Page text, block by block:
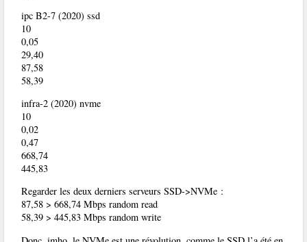
ipc B2-7 (2020) ssd
10
0,05
29,40
87,58
58,39
infra-2 (2020) nvme
10
0,02
0,47
668,74
445,83
Regarder les deux derniers serveurs SSD->NVMe :
87,58 > 668,74 Mbps random read
58,39 > 445,83 Mbps random write